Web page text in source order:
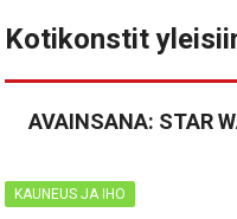
Kotikonstit
AVAINSANA: STAR
KAUNEUS JA IHO